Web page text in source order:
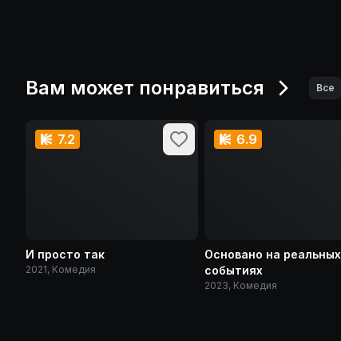
Вам может понравиться Все
7.2
И просто так
2021, Комедия
6.9
Основано на реальных
событиях
2023, Комедия